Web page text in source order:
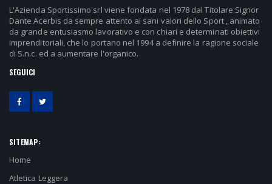
L'Azienda Sportissimo srl viene fondata nel 1978 dal Titolare Signor
Dante Acerbis da sempre attento ai sani valori dello Sport , animato
da grande entusiasmo lavorativo e con chiari e determinati obiettivi
imprenditoriali, che lo portano nel 1994 a definire la ragione sociale
di S.n.c. ed a aumentare l'organico.
SEGUICI
SITEMAP:
Home
Atletica Leggera